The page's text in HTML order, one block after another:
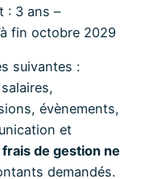
: 3 ans –
fin octobre 2029
suivantes :
évènements,
et
frais de gestion ne
demandés.